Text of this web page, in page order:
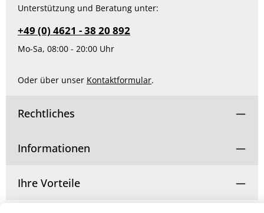
Unterstützung und Beratung unter:
+49 (0) 4621 - 38 20 892
Mo-Sa, 08:00 - 20:00 Uhr
Oder über unser Kontaktformular.
Rechtliches
Informationen
Ihre Vorteile